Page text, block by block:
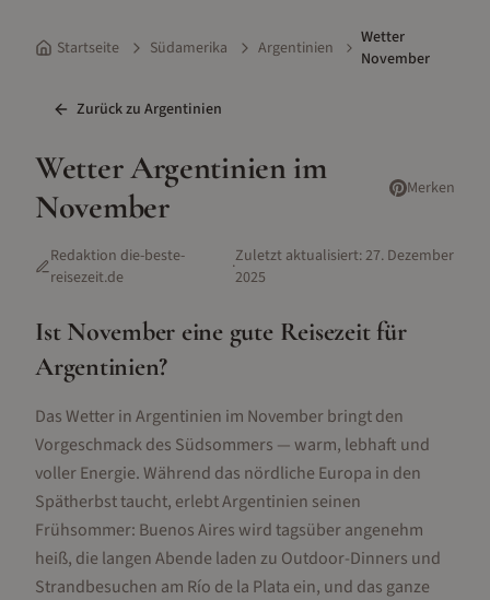
Startseite Südamerika Argentinien
Wetter
November
Zurück zu Argentinien
WetterArgentinien im
November
Merken
Redaktion die-beste-
reisezeit.de
·Zuletzt aktualisiert:27. Dezember
2025
Ist November eine gute Reisezeit für
Argentinien?
Das Wetter in Argentinien im November bringt den
Vorgeschmack des Südsommers — warm, lebhaft und
voller Energie. Während das nördliche Europa in den
Spätherbst taucht, erlebt Argentinien seinen
Frühsommer: Buenos Aires wird tagsüber angenehm
heiß, die langen Abende laden zu Outdoor-Dinners und
Strandbesuchen am Río de la Plata ein, und das ganze